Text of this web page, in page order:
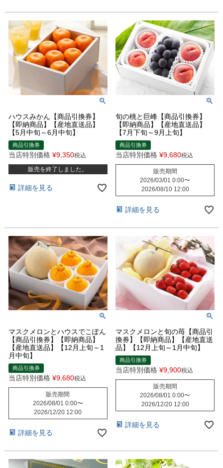
ハウスみかん【商品引換券】
【即納商品】【産地直送品】
【5月中旬～6月中旬】
商品引換券
当店特別価格 ¥9,350税込
販売を終了しました。
詳細を見る
旬の桃と巨峰【商品引換券】
【即納商品】【産地直送品】
【7月下旬～9月上旬】
商品引換券
当店特別価格 ¥9,680税込
販売期間
2026/03/01 0:00〜
2026/08/10 12:00
詳細を見る
マスクメロンとハウスでこぽん
【商品引換券】【即納商品】
【産地直送品】【12月上旬～1
月中旬】
商品引換券
当店特別価格 ¥9,680税込
販売期間
2026/08/01 0:00〜
2026/12/20 12:00
詳細を見る
マスクメロンと旬の苺【商品引
換券】【即納商品】【産地直送
品】【12月上旬～1月中旬】
商品引換券
当店特別価格 ¥9,900税込
販売期間
2026/08/01 0:00〜
2026/12/20 12:00
詳細を見る